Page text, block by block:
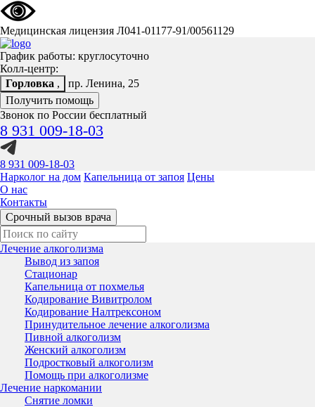
Медицинская лицензия Л041-01177-91/00561129
График работы: круглосуточно
Колл-центр:
Горловка ,
пр. Ленина, 25
Получить помощь
Звонок по России бесплатный
8 931 009-18-03
8 931 009-18-03
Нарколог на дом Капельница от запоя Цены
О нас
Контакты
Срочный вызов врача
Лечение алкоголизма
Вывод из запоя
Стационар
Капельница от похмелья
Кодирование Вивитролом
Кодирование Налтрексоном
Принудительное лечение алкоголизма
Пивной алкоголизм
Женский алкоголизм
Подростковый алкоголизм
Помощь при алкоголизме
Лечение наркомании
Снятие ломки